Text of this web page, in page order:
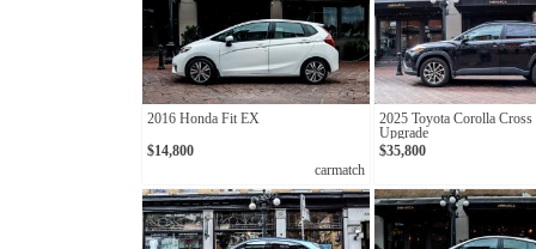
2016 Honda Fit EX
$14,800
carmatch
2025 Toyota Corolla Cross
Upgrade
$35,800